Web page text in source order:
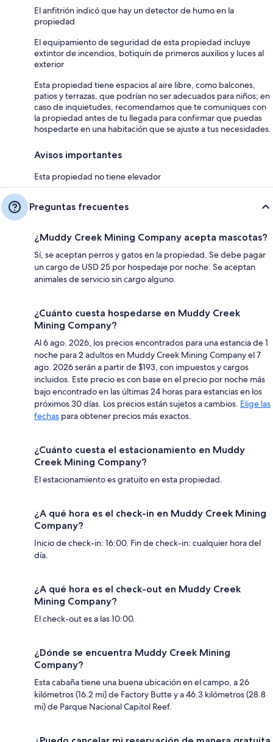
El anfitrión indicó que hay un detector de humo en la
propiedad
El equipamiento de seguridad de esta propiedad incluye
extintor de incendios, botiquín de primeros auxilios y luces al
exterior
Esta propiedad tiene espacios al aire libre, como balcones,
patios y terrazas, que podrían no ser adecuados para niños; en
caso de inquietudes, recomendamos que te comuniques con
la propiedad antes de tu llegada para confirmar que puedas
hospedarte en una habitación que se ajuste a tus necesidades.
Avisos importantes
Esta propiedad no tiene elevador
Preguntas frecuentes
¿Muddy Creek Mining Company acepta mascotas?
Sí, se aceptan perros y gatos en la propiedad. Se debe pagar
un cargo de USD 25 por hospedaje por noche. Se aceptan
animales de servicio sin cargo alguno.
¿Cuánto cuesta hospedarse en Muddy Creek
Mining Company?
Al 6 ago. 2026, los precios encontrados para una estancia de 1
noche para 2 adultos en Muddy Creek Mining Company el 7
ago. 2026 serán a partir de $193, con impuestos y cargos
incluidos. Este precio es con base en el precio por noche más
bajo encontrado en las últimas 24 horas para estancias en los
próximos 30 días. Los precios están sujetos a cambios. Elige las
fechas para obtener precios más exactos.
¿Cuánto cuesta el estacionamiento en Muddy
Creek Mining Company?
El estacionamiento es gratuito en esta propiedad.
¿A qué hora es el check-in en Muddy Creek Mining
Company?
Inicio de check-in: 16:00. Fin de check-in: cualquier hora del
día.
¿A qué hora es el check-out en Muddy Creek
Mining Company?
El check-out es a las 10:00.
¿Dónde se encuentra Muddy Creek Mining
Company?
Esta cabaña tiene una buena ubicación en el campo, a 26
kilómetros (16.2 mi) de Factory Butte y a 46.3 kilómetros (28.8
mi) de Parque Nacional Capitol Reef.